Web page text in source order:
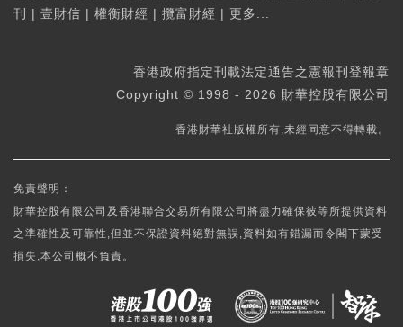
刊
| 壹財信 | 權衡財經 | 攬富財經 | 更多...
香港政府指定刊載法定通告之憲報刊登報章
Copyright © 1998 - 2026 財華控股有限公司
香港財華社版權所有,未經同意不得轉載。
免責聲明：
財華控股有限公司及香港聯合交易所有限公司將盡力確保彼等所提供資料
之準確性及可靠性,但並不保證資料絕對無誤,資料如有錯漏而令閣下蒙受
損失,本公司概不負責。